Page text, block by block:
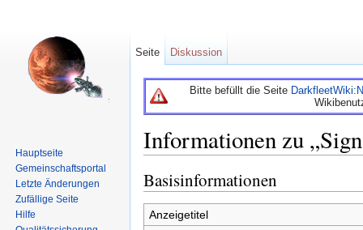
Bitte befüllt die Seite
Informationen zu
Basisinformationen
Anzeigetitel
Seite Diskussion
Hauptseite
Gemeinschaftsportal
Letzte Änderungen
Zufällige Seite
Hilfe